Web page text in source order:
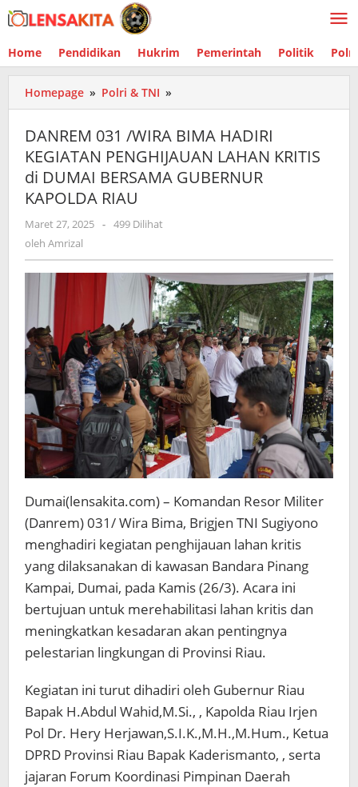
Lewati
ke
Home Pendidikan Hukrim Pemerintah Politik
Homepage » Polri & TNI »
031
BIMA
HADIRI
KEGIATAN
DUMAI
BERSAMA
GUBERNUR
KAPOLDA
RIAU
DANREM 031 /WIRA BIMA HADIRI
KEGIATAN PENGHIJAUAN LAHAN KRITIS
di DUMAI BERSAMA GUBERNUR
KAPOLDA RIAU
Maret 27, 2025 oleh
- 499 Dilihat
oleh Amrizal
Dumai(lensakita.com) – Komandan Resor Militer
(Danrem) 031/ Wira Bima, Brigjen TNI Sugiyono
menghadiri kegiatan penghijauan lahan kritis
yang dilaksanakan di kawasan Bandara Pinang
Kampai, Dumai, pada Kamis (26/3). Acara ini
bertujuan untuk merehabilitasi lahan kritis dan
meningkatkan kesadaran akan pentingnya
pelestarian lingkungan di Provinsi Riau.
Kegiatan ini turut dihadiri oleh Gubernur Riau
Bapak H.Abdul Wahid,M.Si., , Kapolda Riau Irjen
Pol Dr. Hery Herjawan,S.I.K.,M.H.,M.Hum., Ketua
DPRD Provinsi Riau Bapak Kaderismanto, , serta
jajaran Forum Koordinasi Pimpinan Daerah